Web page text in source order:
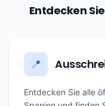
Entdecken
📍
Entdecken Sie alle